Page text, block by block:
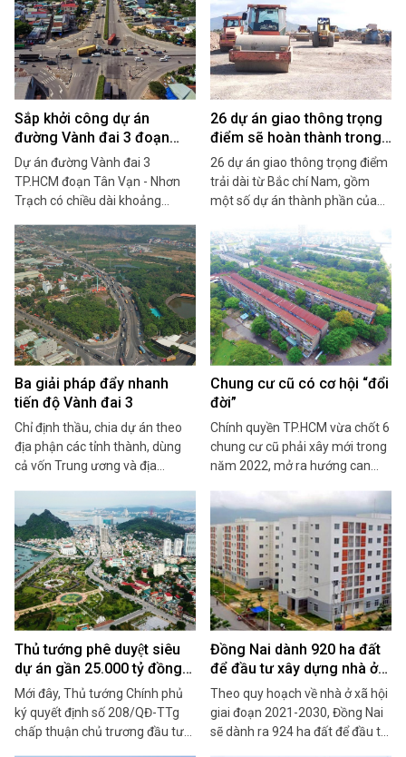
tầng kỹ thuật…
Sắp khởi công dự án
đường Vành đai 3 đoạn
Tân Vạn – Nhơn Trạch
Dự án đường Vành đai 3
TP.HCM đoạn Tân Vạn - Nhơn
Trạch có chiều dài khoảng
bàn Đồng Nai và 2,45 km đi qua
địa bàn TP.HCM đang hoàn tất
công tác lựa chọn nhà thầu để
kịp khởi công trong quý I/2022.
26 dự án giao thông trọng
điểm sẽ hoàn thành trong
năm 2022
26 dự án giao thông trọng điểm
trải dài từ Bắc chí Nam, gồm
một số dự án thành phần của
hoàn thành trong năm 2022;
trong đó có nhiều dự án ở vùng
đồng bằng sông Cửu Long sẽ
hoàn thành vào tháng cuối
cùng của năm nay...
Ba giải pháp đẩy nhanh
tiến độ Vành đai 3
Chỉ định thầu, chia dự án theo
địa phận các tỉnh thành, dùng
cả vốn Trung ương và địa
nhanh tiến độ Vành đai 3 đã trễ
hẹn nhiều năm
Chung cư cũ có cơ hội “đổi
đời”
Chính quyền TP.HCM vừa chốt 6
chung cư cũ phải xây mới trong
năm 2022, mở ra hướng can
khúc “khó nhằn” này .
Thủ tướng phê duyệt siêu
dự án gần 25.000 tỷ đồng
tại Vân Đồn, Quảng Ninh
Mới đây, Thủ tướng Chính phủ
ký quyết định số 208/QĐ-TTg
chấp thuận chủ trương đầu tư
Đồng Nai dành 920 ha đất
để đầu tư xây dựng nhà ở
xã hội giai đoạn 2021-2030
Theo quy hoạch về nhà ở xã hội
giai đoạn 2021-2030, Đồng Nai
sẽ dành ra 924 ha đất để đầu tư